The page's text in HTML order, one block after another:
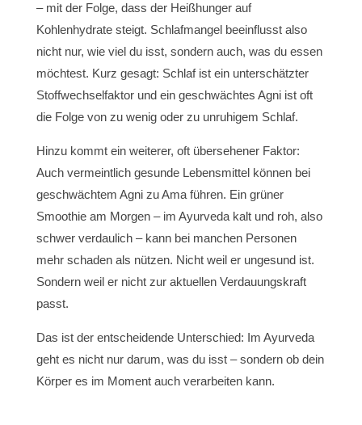
– mit der Folge, dass der Heißhunger auf
Kohlenhydrate steigt. Schlafmangel beeinflusst also
nicht nur, wie viel du isst, sondern auch, was du essen
möchtest. Kurz gesagt: Schlaf ist ein unterschätzter
Stoffwechselfaktor und ein geschwächtes Agni ist oft
die Folge von zu wenig oder zu unruhigem Schlaf.
Hinzu kommt ein weiterer, oft übersehener Faktor:
Auch vermeintlich gesunde Lebensmittel können bei
geschwächtem Agni zu Ama führen. Ein grüner
Smoothie am Morgen – im Ayurveda kalt und roh, also
schwer verdaulich – kann bei manchen Personen
mehr schaden als nützen. Nicht weil er ungesund ist.
Sondern weil er nicht zur aktuellen Verdauungskraft
passt.
Das ist der entscheidende Unterschied: Im Ayurveda
geht es nicht nur darum, was du isst – sondern ob dein
Körper es im Moment auch verarbeiten kann.